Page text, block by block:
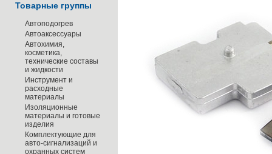
Товарные группы
Автоподогрев
Автоаксессуары
Автохимия,
косметика,
технические составы
и жидкости
Инструмент и
расходные
материалы
Изоляционные
материалы и готовые
изделия
Комплектующие для
авто-сигнализаций и
охранных систем